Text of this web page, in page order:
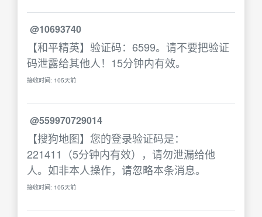
@10693740
【和平精英】验证码：6599。请不要把验证
码泄露给其他人！15分钟内有效。
接收时间: 105天前
@559970729014
【搜狗地图】您的登录验证码是：
221411（5分钟内有效），请勿泄漏给他
人。如非本人操作，请忽略本条消息。
接收时间: 105天前